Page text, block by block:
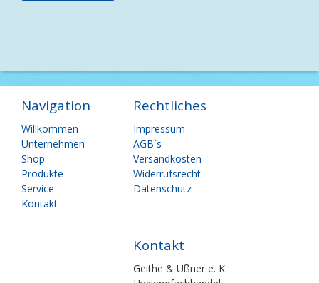
Navigation
Navigation
überspringen
Willkommen
Unternehmen
Shop
Produkte
Service
Kontakt
Rechtliches
Navigation
überspringen
Impressum
AGB`s
Versandkosten
Widerrufsrecht
Datenschutz
Kontakt
Geithe & Ußner e. K.